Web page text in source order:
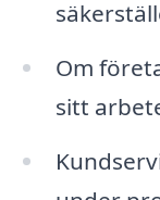
Om
sitt